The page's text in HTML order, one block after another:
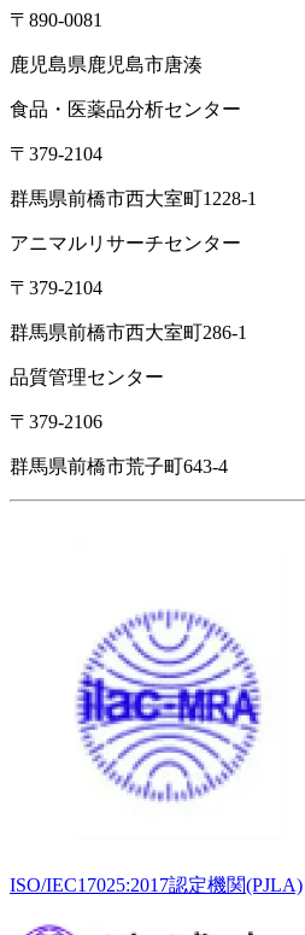
〒890-0081
鹿児島県鹿児島市唐湊
食品・医薬品分析センター
〒379-2104
群馬県前橋市西大室町1228-1
アニマルリサーチセンター
〒379-2104
群馬県前橋市西大室町286-1
品質管理センター
〒379-2106
群馬県前橋市荒子町643-4
ISO/IEC17025:2017認定機関(PJLA)